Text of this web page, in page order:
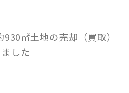
㎡土地の売却（買取）
した